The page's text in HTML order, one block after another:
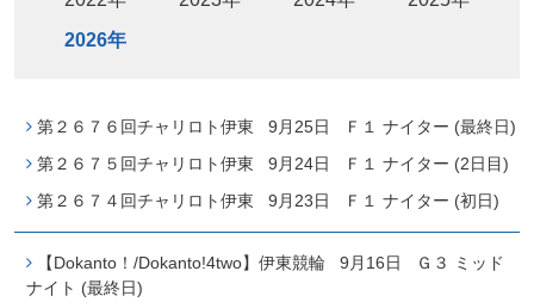
2026年
第２６７６回チャリロト伊東 9月25日 Ｆ１ ナイター (最終日)
第２６７５回チャリロト伊東 9月24日 Ｆ１ ナイター (2日目)
第２６７４回チャリロト伊東 9月23日 Ｆ１ ナイター (初日)
【Dokanto！/Dokanto!4two】伊東競輪 9月16日 Ｇ３ ミッド
ナイト (最終日)